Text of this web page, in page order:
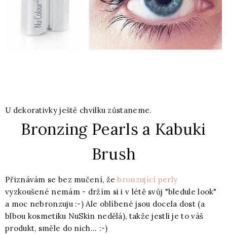
U dekorativky ještě chvilku zůstaneme.
Bronzing Pearls a Kabuki
Brush
Přiznávám se bez mučení, žebronzující perly
vyzkoušené nemám - držím si i v létě svůj "bledule look"
a moc nebronzuju :-) Ale oblíbené jsou docela dost (a
blbou kosmetiku NuSkin nedělá), takže jestli je to váš
produkt, směle do nich... :-)